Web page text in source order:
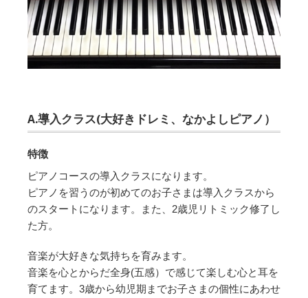
A.導入クラス(大好きドレミ、なかよしピアノ）
特徴
ピアノコースの導入クラスになります。
ピアノを習うのが初めてのお子さまは導入クラスから
のスタートになります。また、2歳児リトミック修了し
た方。
音楽が大好きな気持ちを育みます。
音楽を心とからだ全身(五感）で感じて楽しむ心と耳を
育てます。3歳から幼児期までお子さまの個性にあわせ